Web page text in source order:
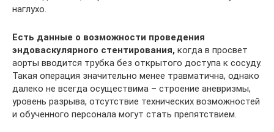
наглухо.
Есть данные о возможности проведения
эндоваскулярного стентирования, когда в просвет
аорты вводится трубка без открытого доступа к сосуду.
Такая операция значительно менее травматична, однако
далеко не всегда осуществима – строение аневризмы,
уровень разрыва, отсутствие технических возможностей
и обученного персонала могут стать препятствием.